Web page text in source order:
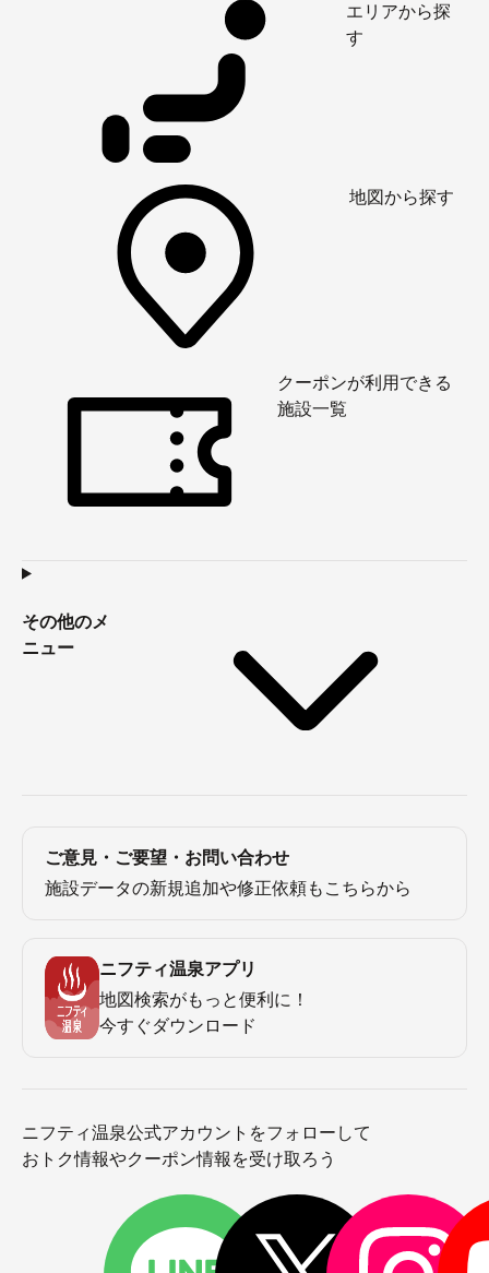
エリアから探
す
地図から探す
クーポンが利用できる
施設一覧
その他のメ
ニュー
ご意見・ご要望・お問い合わせ
施設データの新規追加や修正依頼もこちらから
ニフティ温泉アプリ
地図検索がもっと便利に！
今すぐダウンロード
ニフティ温泉公式アカウントをフォローして
おトク情報やクーポン情報を受け取ろう